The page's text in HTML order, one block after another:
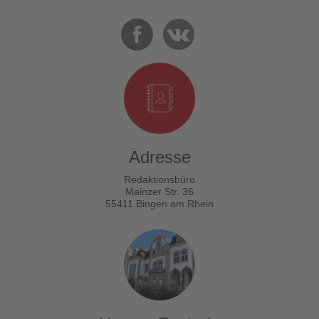
Adresse
Redaktionsbüro
Mainzer Str. 36
55411 Bingen am Rhein